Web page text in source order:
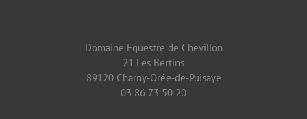
Domaine Equestre de Chevillon
21 Les Bertins
89120 Charny-Orée-de-Puisaye
03 86 73 50 20